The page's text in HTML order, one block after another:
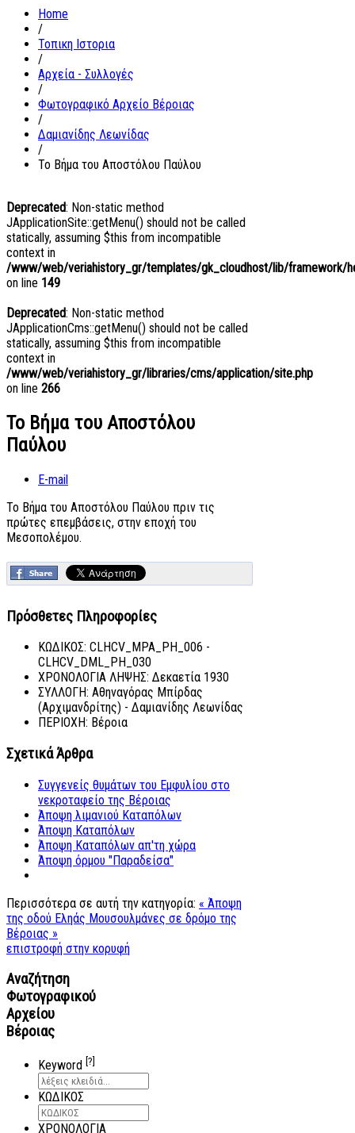
Home
/
Τοπικη Ιστορια
/
Αρχεία - Συλλογές
/
Φωτογραφικό Αρχείο Βέροιας
/
Δαμιανίδης Λεωνίδας
/
Το Βήμα του Αποστόλου Παύλου
Deprecated: Non-static method
JApplicationSite::getMenu() should not be called
statically, assuming $this from incompatible
context in
/www/web/veriahistory_gr/templates/gk_cloudhost/lib/framework/
on line 149
Deprecated: Non-static method
JApplicationCms::getMenu() should not be called
statically, assuming $this from incompatible
context in
/www/web/veriahistory_gr/libraries/cms/application/site.php
on line 266
Το Βήμα του Αποστόλου
Παύλου
E-mail
Το Βήμα του Αποστόλου Παύλου πριν τις
πρώτες επεμβάσεις, στην εποχή του
Μεσοπολέμου.
Πρόσθετες Πληροφορίες
ΚΩΔΙΚΟΣ: CLHCV_MPA_PH_006 -
CLHCV_DML_PH_030
ΧΡΟΝΟΛΟΓΙΑ ΛΗΨΗΣ: Δεκαετία 1930
ΣΥΛΛΟΓΗ: Αθηναγόρας Μπίρδας
(Αρχιμανδρίτης) - Δαμιανίδης Λεωνίδας
ΠΕΡΙΟΧΗ: Βέροια
Σχετικά Άρθρα
Συγγενείς θυμάτων του Εμφυλίου στο
νεκροταφείο της Βέροιας
Άποψη λιμανιού Καταπόλων
Άποψη Καταπόλων
Άποψη Καταπόλων απ'τη χώρα
Άποψη όρμου "Παραδείσα"
Περισσότερα σε αυτή την κατηγορία: « Άποψη
της οδού Εληάς Μουσουλμάνες σε δρόμο της
Βέροιας »
επιστροφή στην κορυφή
Αναζήτηση
Φωτογραφικού
Αρχείου
Βέροιας
Keyword [?]
ΚΩΔΙΚΟΣ
ΧΡΟΝΟΛΟΓΙΑ